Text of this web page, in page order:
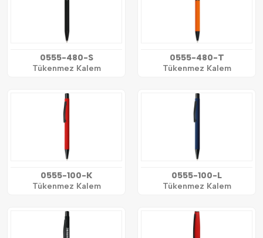
0555-480-S
Tükenmez Kalem
0555-480-T
Tükenmez Kalem
0555-100-K
Tükenmez Kalem
0555-100-L
Tükenmez Kalem